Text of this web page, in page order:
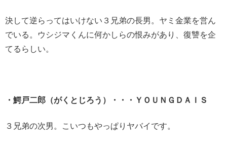
決して逆らってはいけない３兄弟の長男。ヤミ金業を営ん
でいる。ウシジマくんに何かしらの恨みがあり、復讐を企
てるらしい。
・鰐戸二郎（がくとじろう）・・・ＹＯＵＮＧＤＡＩＳ
３兄弟の次男。こいつもやっぱりヤバイです。